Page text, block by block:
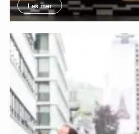
Les mer